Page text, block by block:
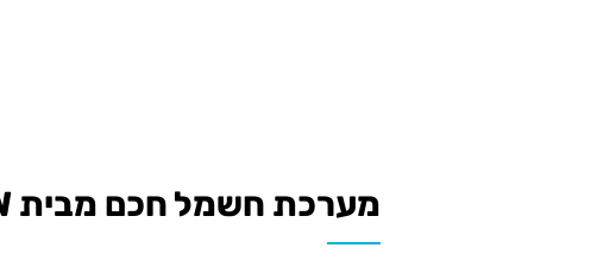
מערכת חשמל חכם מבית P5 FUTURE NOW